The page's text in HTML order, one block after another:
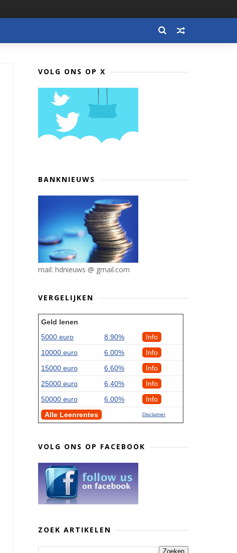
VOLG ONS OP X
BANKNIEUWS
mail: hdnieuws @ gmail.com
VERGELIJKEN
Geld lenen
5000 euro
8.90%
Info
10000 euro
6.00%
Info
15000 euro
6.60%
Info
25000 euro
6,40%
Info
50000 euro
6.00%
Info
Alle Leenrentes
Disclaimer
VOLG ONS OP FACEBOOK
ZOEK ARTIKELEN